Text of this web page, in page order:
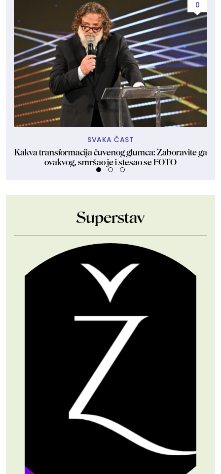
0
SVAKA ČAST
Kakva transformacija čuvenog glumca: Zaboravite ga
ovakvog, smršao je i stesao se FOTO
Superstav